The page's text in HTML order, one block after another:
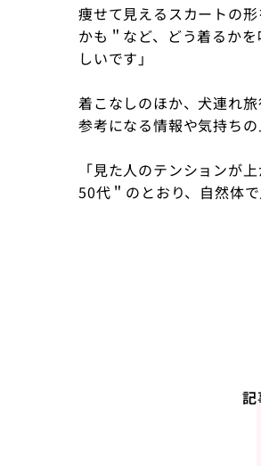
痩せて見えるスカートの
かも＂など、どう着るか
しいです」
着こなしのほか、犬連れ
参考になる情報や気持ちの
「見た人のテンションが
50代＂のとおり、自然体
記